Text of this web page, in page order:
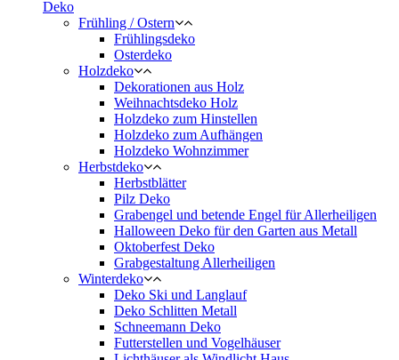
Deko
Frühling / Ostern
Frühlingsdeko
Osterdeko
Holzdeko
Dekorationen aus Holz
Weihnachtsdeko Holz
Holzdeko zum Hinstellen
Holzdeko zum Aufhängen
Holzdeko Wohnzimmer
Herbstdeko
Herbstblätter
Pilz Deko
Grabengel und betende Engel für Allerheiligen
Halloween Deko für den Garten aus Metall
Oktoberfest Deko
Grabgestaltung Allerheiligen
Winterdeko
Deko Ski und Langlauf
Deko Schlitten Metall
Schneemann Deko
Futterstellen und Vogelhäuser